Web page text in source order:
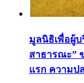
มูลนิธิเพื่อผู้บ
สาธารณะ”
แรก ความป